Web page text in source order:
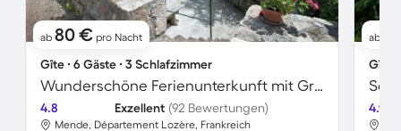
ab 80 € pro Nacht
Gîte ∙ 6 Gäste ∙ 3 Schlafzimmer
Wunderschöne Ferienunterkunft mit Grill und Terrasse
4.8 Exzellent (92 Bewertungen)
Mende, Département Lozère, Frankreich
ab
Gîte
4.9